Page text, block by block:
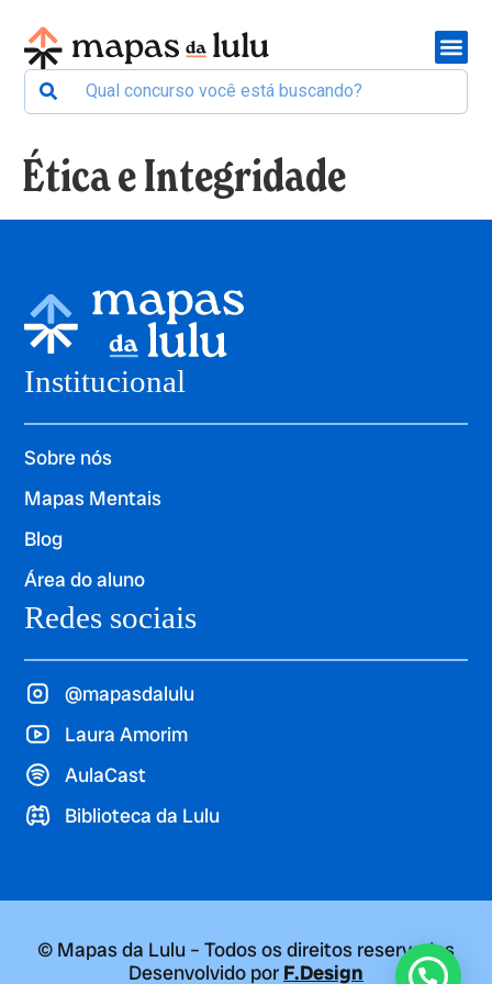
Ética e Integridade
Institucional
Sobre nós
Mapas Mentais
Blog
Área do aluno
Redes sociais
@mapasdalulu
Laura Amorim
AulaCast
Biblioteca da Lulu
© Mapas da Lulu – Todos os direitos reservados
Desenvolvido por F.Design